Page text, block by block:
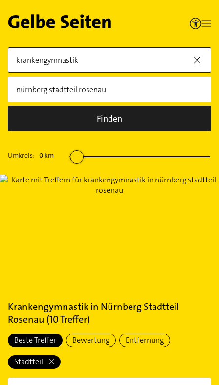
Finden
Umkreis: 0 km
Krankengymnastikin Nürnberg Stadtteil
Rosenau (10Treffer)
Beste Treffer Bewertung Entfernung
Stadtteil